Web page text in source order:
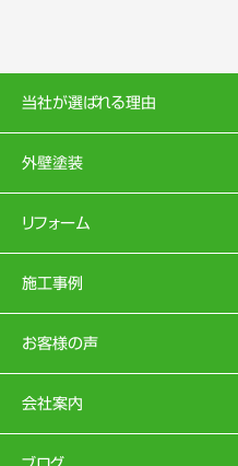
当社が選ばれる理由
外壁塗装
リフォーム
施工事例
お客様の声
会社案内